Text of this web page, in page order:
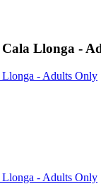
Llonga -
- Adults Only
- Adults Only